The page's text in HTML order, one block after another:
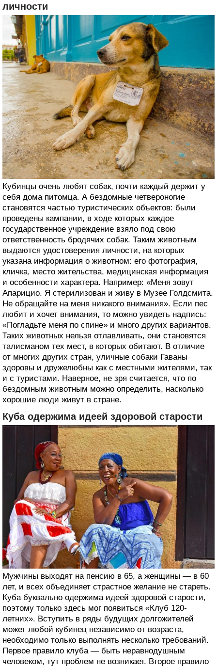
личности
Кубинцы очень любят собак, почти каждый держит у
себя дома питомца. А бездомные четвероногие
становятся частью туристических объектов: были
проведены кампании, в ходе которых каждое
государственное учреждение взяло под свою
ответственность бродячих собак. Таким животным
выдаются удостоверения личности, на которых
указана информация о животном: его фотография,
кличка, место жительства, медицинская информация
и особенности характера. Например: «Меня зовут
Апарицио. Я стерилизован и живу в Музее Голдсмита.
Не обращайте на меня никакого внимания». Если пес
любит и хочет внимания, то можно увидеть надпись:
«Погладьте меня по спине» и много других вариантов.
Таких животных нельзя отлавливать, они становятся
талисманом тех мест, в которых обитают. В отличие
от многих других стран, уличные собаки Гаваны
здоровы и дружелюбны как с местными жителями, так
и с туристами. Наверное, не зря считается, что по
бездомным животным можно определить, насколько
хорошие люди живут в стране.
Куба одержима идеей здоровой старости
Мужчины выходят на пенсию в 65, а женщины — в 60
лет, и всех объединяет страстное желание не стареть.
Куба буквально одержима идеей здоровой старости,
поэтому только здесь мог появиться «Клуб 120-
летних». Вступить в ряды будущих долгожителей
может любой кубинец независимо от возраста,
необходимо только выполнять несколько требований.
Первое правило клуба — быть неравнодушным
человеком, тут проблем не возникает. Второе правило